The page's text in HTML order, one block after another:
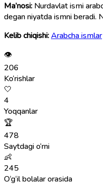
Ma’nosi: Nurdavlat ismi
degan niyatda ismni beradi.
Kelib chiqishi:Arabcha ismlar
👁
206
Ko‘rishlar
🤍
4
Yoqqanlar
🏆
478
Saytdagi o‘rni
👶
245
O‘g‘il bolalar orasida